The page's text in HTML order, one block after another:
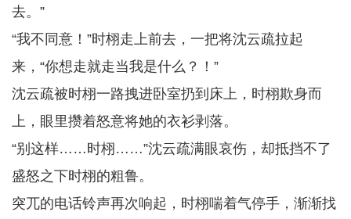
去。”
“我不同意！”时栩走上前去，一把将沈云疏拉起
来，“你想走就走当我是什么？！”
沈云疏被时栩一路拽进卧室扔到床上，时栩欺身而
上，眼里攒着怒意将她的衣衫剥落。
“别这样……时栩……”沈云疏满眼哀伤，却抵挡不了
盛怒之下时栩的粗鲁。
突兀的电话铃声再次响起，时栩喘着气停手，渐渐找